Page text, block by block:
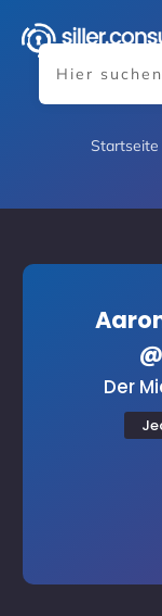
Startseite
Der